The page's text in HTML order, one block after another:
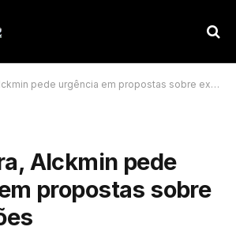
pede urgência em propostas sobre exportações
Alckmin pede
propostas sobre